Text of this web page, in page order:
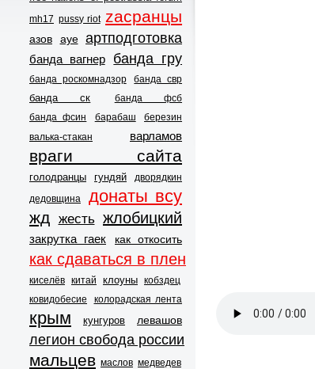
mh17 pussy riot zасранцы
азов ауе артподготовка
банда вагнер банда гру
банда роскомнадзор банда свр
банда ск
банда фсб
банда фсин
барабаш
березин
валька-стакан
варламов
враги сайта
голодранцы гундяй
дворядкин
дедовщина
донаты всу
жд жесть жлобицкий
закрутка гаек как откосить
как сдаваться в плен
киселёв китай клоуны кобздец
ковидобесие
колорадская лента
крым кунгуров левашов
легион свобода россии
мальцев маслов медведев